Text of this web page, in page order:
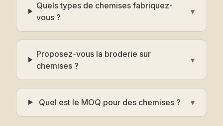
Quels types de chemises fabriquez-
vous ?
▾
Proposez-vous la broderie sur
chemises ?
▾
Quel est le MOQ pour des chemises ? ▾